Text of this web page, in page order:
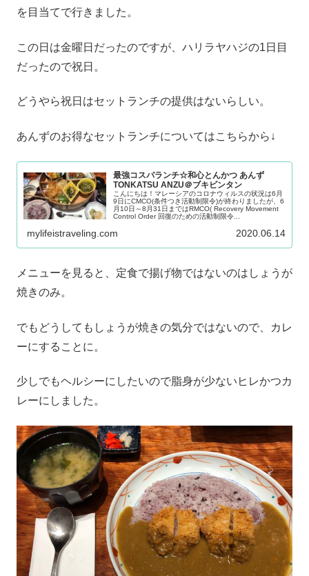
を目当てで行きました。
この日は金曜日だったのですが、ハリラヤハジの1日目
だったので祝日。
どうやら祝日はセットランチの提供はないらしい。
あんずのお得なセットランチについてはこちらから↓
最強コスパランチ☆和心とんかつ あんず
TONKATSU ANZU＠ブキビンタン
こんにちは！マレーシアのコロナウィルスの状況は6月
9日にCMCO(条件つき活動制限令)が終わりましたが、6
月10日～8月31日まではRMCO( Recovery Movement
Control Order 回復のための活動制限令...
mylifeistraveling.com 2020.06.14
メニューを見ると、定食で揚げ物ではないのはしょうが
焼きのみ。
でもどうしてもしょうが焼きの気分ではないので、カレ
ーにすることに。
少しでもヘルシーにしたいので脂身が少ないヒレかつカ
レーにしました。